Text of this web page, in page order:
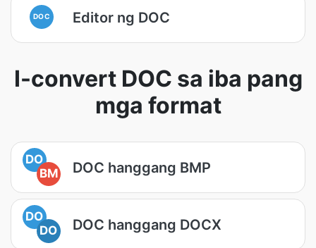
DOC Editor ng DOC
I-convert DOC sa iba pang
mga format
DO
BM
DOC hanggang BMP
DO
DO
DOC hanggang DOCX